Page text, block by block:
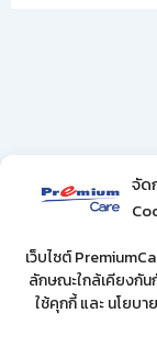
จัด
เว็บไซต์
ลักษณะใกล้เคียงกัน
ใช้คุกกี้ และ นโยบ